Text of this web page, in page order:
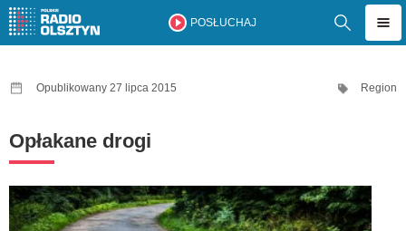
POSŁUCHAJ
Opublikowany 27 lipca 2015 Region
Opłakane drogi